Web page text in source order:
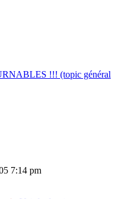
!!! (topic général
7:14 pm